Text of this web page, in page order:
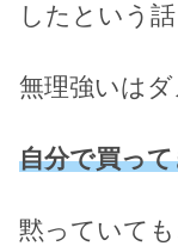
したという
無理強いはダ
自分で買っ
黙っていて